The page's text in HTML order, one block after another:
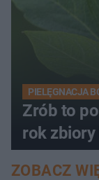
PIELĘGNACJA
Zrób to
rok
ZOBACZ